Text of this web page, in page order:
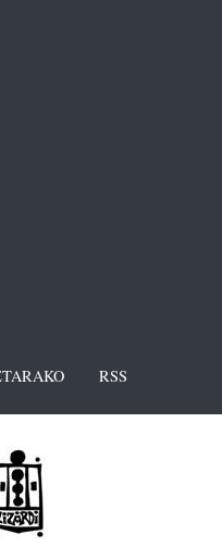
RSS